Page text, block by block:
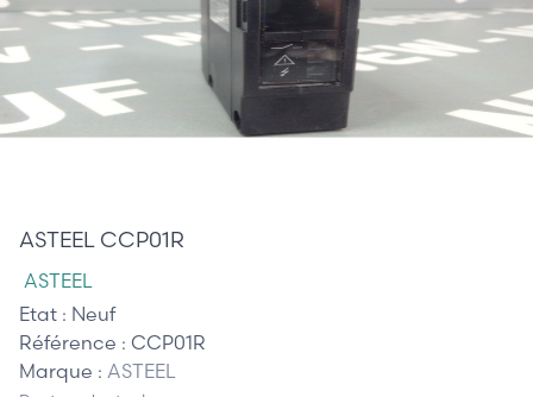
ASTEEL CCP01R
ASTEEL
Etat : Neuf
Référence : CCP01R
Marque : ASTEEL